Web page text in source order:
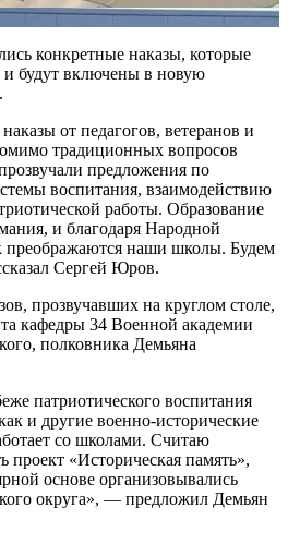
конкретные наказы, которые
будут включены в новую
от педагогов, ветеранов и
традиционных вопросов
предложения по
воспитания, взаимодействию
работы. Образование
и благодаря Народной
наши школы. Будем
Сергей Юров.
прозвучавших на круглом столе,
кафедры 34 Военной академии
полковника Демьяна
патриотического воспитания
и другие военно-исторические
со школами. Считаю
проект «Историческая память»,
основе организовывались
округа», — предложил Демьян